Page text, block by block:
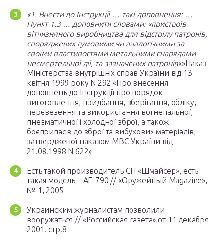
«1. Внести до Інструкції … такі доповнення: …
Пункт 1.3 … доповнити словами: «пристроїв
вітчизняного виробництва для відстрілу патронів,
споряджених гумовими чи аналогічними за
своїми властивостями метальними снарядами
несмертельної дії, та зазначених патронів«»Наказ
Міністерства внутрішніх справ України від 13
квітня 1999 року N 292 «Про внесення
доповнень до Інструкції про порядок
виготовлення, придбання, зберігання, обліку,
перевезення та використання вогнепальної,
пневматичної і холодної зброї, а також
боєприпасів до зброї та вибухових матеріалів,
затвердженої наказом МВС України від
21.08.1998 N 622»
Есть такой производитель СП «Шмайсер», есть
такая модель – АЕ-790 // «Оружейный Magazine»,
№ 1, 2005
Украинским журналистам позволили
вооружаться // «Российская газета» от 11 декабря
2001. стр.8